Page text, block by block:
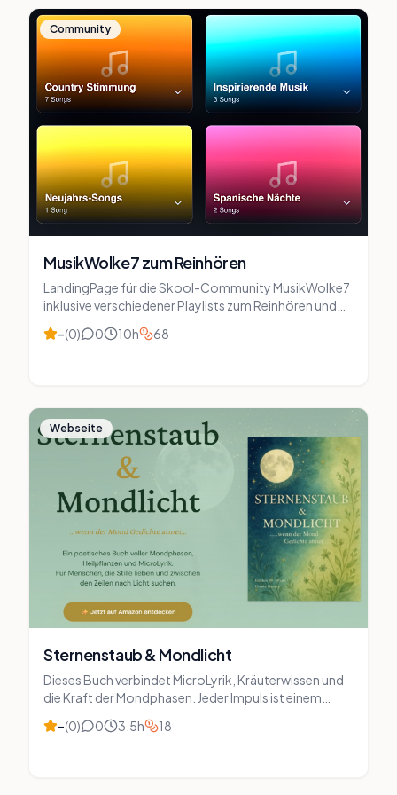
VUCA-Vertiefung für 29 € buchen.
Community
MusikWolke7 zum Reinhören
LandingPage für die Skool-Community MusikWolke7
inklusive verschiedener Playlists zum Reinhören und
detailierter Informationen über Inhalte.
–(0) 0 10h 68
Webseite
Sternenstaub & Mondlicht
Dieses Buch verbindet MicroLyrik, Kräuterwissen und
die Kraft der Mondphasen. Jeder Impuls ist einem
Kraut und einem Mondmoment zugeordnet – als leiser
Begleiter für innere Einkehr, Rhythmus und
–(0) 0 3.5h 18